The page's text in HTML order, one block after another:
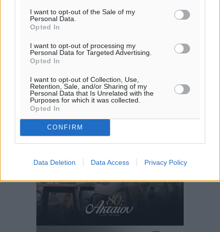
I want to opt-out of the Sale of my
Personal Data.
Opted In
I want to opt-out of processing my
Personal Data for Targeted Advertising.
Opted In
I want to opt-out of Collection, Use,
Retention, Sale, and/or Sharing of my
Personal Data that Is Unrelated with the
Purposes for which it was collected.
Opted In
CONFIRM
Data Deletion Data Access Privacy Policy